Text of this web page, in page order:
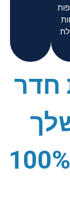
חדר
30% חסכון – 100%